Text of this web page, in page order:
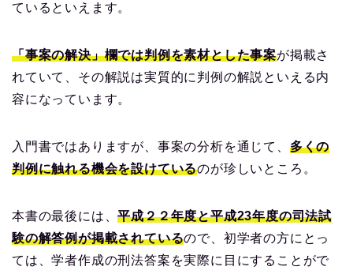
ているといえます。
「事案の解決」欄では判例を素材とした事案が掲載さ
れていて、その解説は実質的に判例の解説といえる内
容になっています。
入門書ではありますが、事案の分析を通じて、 多くの
判例に触れる機会を設けているのが珍しいところ。
本書の最後には、平成２２年度と平成23年度の司法試
験の解答例が掲載されているので、初学者の方にとっ
ては、学者作成の刑法答案を実際に目にすることがで